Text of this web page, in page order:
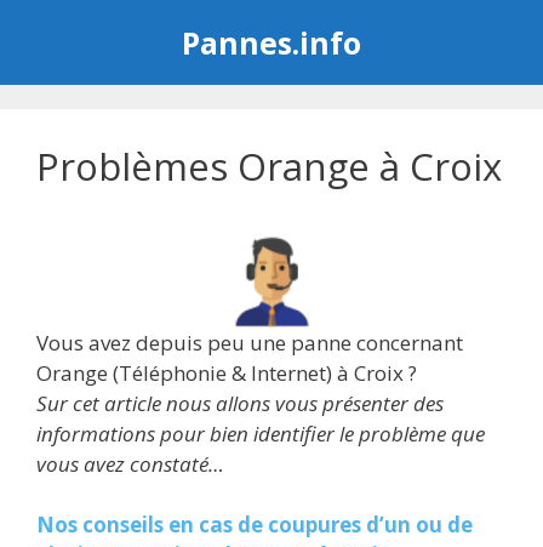
Pannes.info
Problèmes Orange à Croix
Vous avez depuis peu une panne concernant
Orange (Téléphonie & Internet) à Croix ?
Sur cet article nous allons vous présenter des
informations pour bien identifier le problème que
vous avez constaté…
Nos conseils en cas de coupures d’un ou de